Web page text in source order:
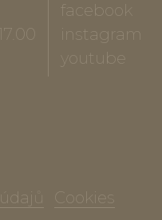
facebook
instagram
youtube
Cookies